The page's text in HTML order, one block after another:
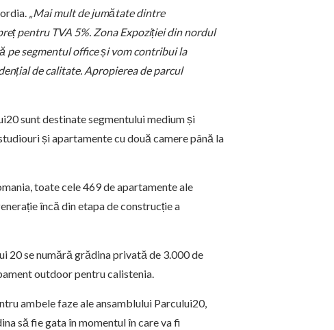
Mai mult de jumătate dintre
pentru TVA 5%. Zona Expoziției din nordul
segmentul office și vom contribui la
de calitate. Apropierea de parcul
sunt destinate segmentului medium și
și apartamente cu două camere până la
toate cele 469 de apartamente ale
încă din etapa de construcție a
20 se numără grădina privată de 3.000 de
outdoor pentru calistenia.
ambele faze ale ansamblului Parcului20,
să fie gata în momentul în care va fi